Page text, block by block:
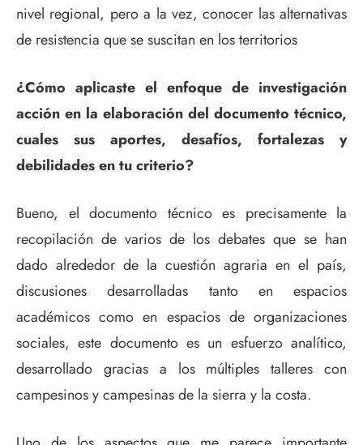
nivel regional, pero a la vez, conocer las alternativas
de resistencia que se suscitan en los territorios
¿Cómo aplicaste el enfoque de investigación
acción en la elaboración del documento técnico,
cuales sus aportes, desafíos, fortalezas y
debilidades en tu criterio?
Bueno, el documento técnico es precisamente la
recopilación de varios de los debates que se han
dado alrededor de la cuestión agraria en el país,
discusiones desarrolladas tanto en espacios
académicos como en espacios de organizaciones
sociales, este documento es un esfuerzo analítico,
desarrollado gracias a los múltiples talleres con
campesinos y campesinas de la sierra y la costa.